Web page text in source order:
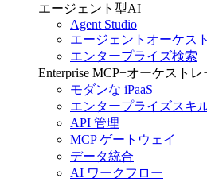
エージェント型AI
Agent Studio
エージェントオーケス
エンタープライズ検索
Enterprise MCP+オーケスト
モダンな iPaaS
エンタープライズスキ
API 管理
MCP ゲートウェイ
データ統合
AI ワークフロー